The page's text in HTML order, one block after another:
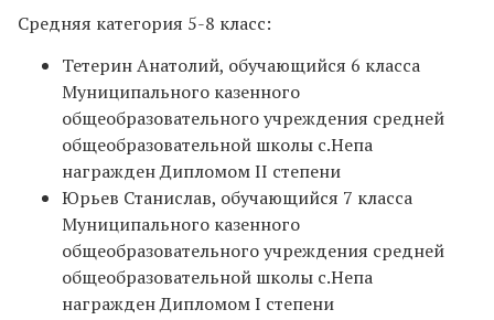
Средняя категория 5-8 класс:
Тетерин Анатолий, обучающийся 6 класса
Муниципального казенного
общеобразовательного учреждения средней
общеобразовательной школы с.Непа
награжден Дипломом II степени
Юрьев Станислав, обучающийся 7 класса
Муниципального казенного
общеобразовательного учреждения средней
общеобразовательной школы с.Непа
награжден Дипломом I степени